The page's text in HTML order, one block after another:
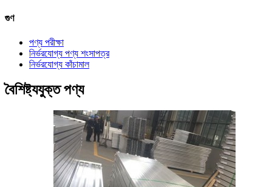
গুণ
পণ্য পরীক্ষা
নির্ভরযোগ্য পণ্য শংসাপত্র
নির্ভরযোগ্য কাঁচামাল
বৈশিষ্ট্যযুক্ত পণ্য